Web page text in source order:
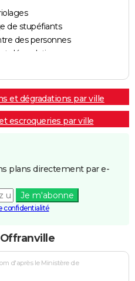
de stupéfiants
des personnes
dégradations
et dégradations par ville
escroqueries par ville
plans directement par e-
Je m'abonne
confidentialité
d'après le Ministère de